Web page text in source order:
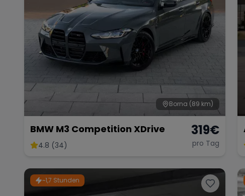
Borna (89 km)
BMW M3 Competition XDrive
4.8 (34)
319€
pro Tag
~1,7 Stunden